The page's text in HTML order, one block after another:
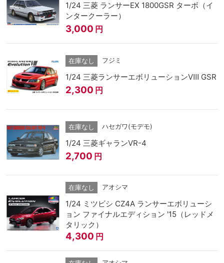
1/24 三菱 ランサーEX 1800GSR ターボ（イ
ンタークーラー）
3,000 円
在庫なし フジミ
1/24 三菱ランサーエボリューションⅧ GSR
2,300 円
在庫なし ハセガワ(モデモ)
1/24 三菱ギャランVR-4
2,700 円
在庫なし アオシマ
1/24 ミツビシ CZ4A ランサーエボリューシ
ョン ファイナルエディション '15（レッドメ
タリック）
4,300 円